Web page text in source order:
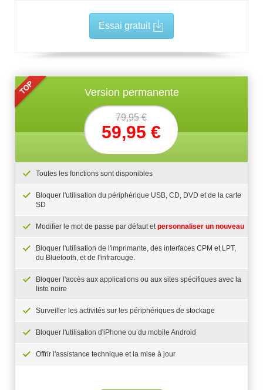
Essai gratuit
Version permanente
79,95 €
59,95 €
Toutes les fonctions sont disponibles
Bloquer l'utilisation du périphérique USB, CD, DVD et de la carte
SD
Modifier le mot de passe par défaut etpersonnaliser un nouveau
Bloquer l'utilisation de l'imprimante, des interfaces CPM et LPT,
du Bluetooth, et de l'infrarouge.
Bloquer l'accès aux applications ou aux sites spécifiques avec la
liste noire
Surveiller les activités sur les périphériques de stockage
Bloquer l'utilisation d'iPhone ou du mobile Android
Offrir l'assistance technique et la mise à jour